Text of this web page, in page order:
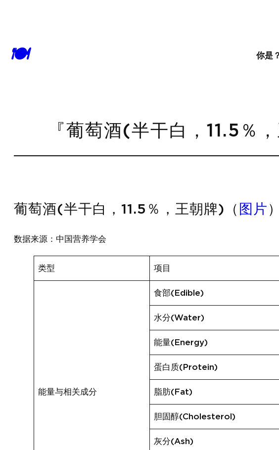
🍽 你是？
『葡萄酒(半干白，11.5％
葡萄酒(半干白，11.5％，王朝牌)（ 图片
数据来源：中国营养学会
类型 项目
能量与相关成分
食部(Edible)
水分(Water)
能量(Energy)
蛋白质(Protein)
脂肪(Fat)
胆固醇(Cholesterol)
灰分(Ash)